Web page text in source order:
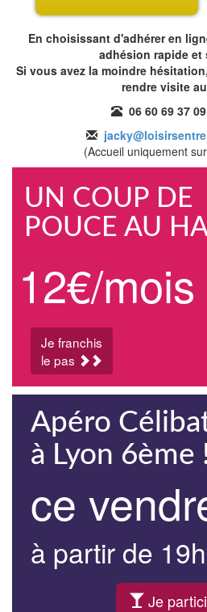
En choisissant d'adhérer en
adhésion rapide et
Si vous avez la moindre
rendre visite
06 60 69 37
(Accueil uniquement
UN COUP DE
POUCE AU
12€/mois
Je franchis
le pas
Apéro
à Lyon 6ème
ce
à partir de
Je